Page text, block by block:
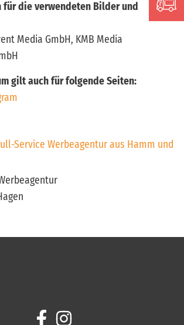
für die verwendeten Bilder und
Media GmbH, KMB Media
gilt auch für folgende Seiten: